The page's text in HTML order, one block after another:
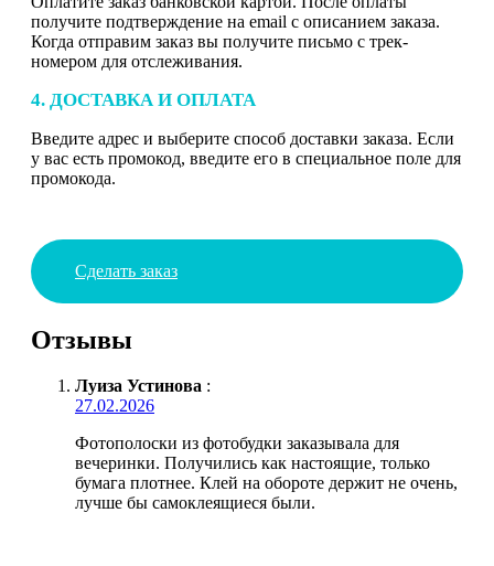
получите подтверждение на email с описанием заказа.
Когда отправим заказ вы получите письмо с трек-
номером для отслеживания.
4. ДОСТАВКА И ОПЛАТА
Введите адрес и выберите способ доставки заказа. Если
у вас есть промокод, введите его в специальное поле для
промокода.
Сделать заказ
Отзывы
Луиза Устинова :
27.02.2026
Фотополоски из фотобудки заказывала для
вечеринки. Получились как настоящие, только
бумага плотнее. Клей на обороте держит не очень,
лучше бы самоклеящиеся были.